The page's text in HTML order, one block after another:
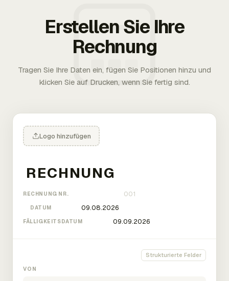
Erstellen Sie Ihre
Rechnung
Tragen Sie Ihre Daten ein, fügen Sie Positionen hinzu und
klicken Sie auf Drucken, wenn Sie fertig sind.
Logo hinzufügen
RECHNUNG NR.
DATUM
FÄLLIGKEITSDATUM
Strukturierte Felder
VON